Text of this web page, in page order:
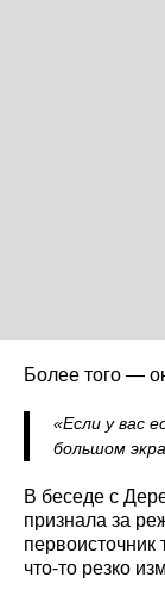
Более того —
«Если у вас
большом
В беседе с
признала за
первоисточник
что-то резко